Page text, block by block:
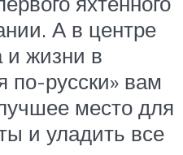
А в центре
и жизни в
по-русски» вам
место для
и уладить все